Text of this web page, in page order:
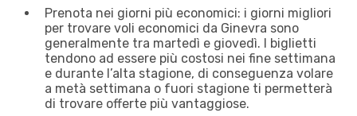
Prenota nei giorni più economici: i giorni migliori
per trovare voli economici da Ginevra sono
generalmente tra martedì e giovedì. I biglietti
tendono ad essere più costosi nei fine settimana
e durante l’alta stagione, di conseguenza volare
a metà settimana o fuori stagione ti permetterà
di trovare offerte più vantaggiose.